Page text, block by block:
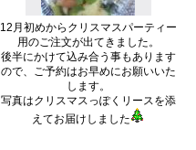
12月初めからクリスマスパーティー
用のご注文が出てきました。
後半にかけて込み合う事もあります
ので、ご予約はお早めにお願いいた
します。
写真はクリスマスっぽくリースを添
えてお届けしました